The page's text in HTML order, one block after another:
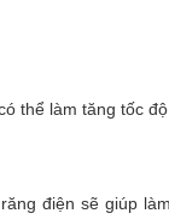
thể làm tăng tốc
điện sẽ giúp